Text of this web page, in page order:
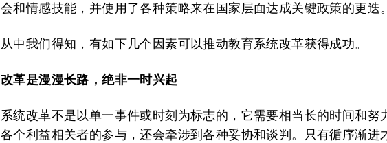
会和情感技能，并使用了各种策略来在国家层面达成关键政策的更迭。
从中我们得知，有如下几个因素可以推动教育系统改革获得成功。
改革是漫漫长路，绝非一时兴起
系统改革不是以单一事件或时刻为标志的，它需要相当长的时间和努
各个利益相关者的参与，还会牵涉到各种妥协和谈判。只有循序渐进